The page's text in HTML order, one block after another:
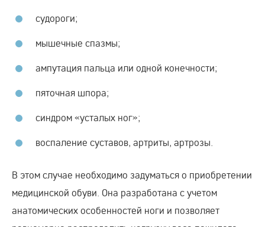
судороги;
мышечные спазмы;
ампутация пальца или одной конечности;
пяточная шпора;
синдром «усталых ног»;
воспаление суставов, артриты, артрозы.
В этом случае необходимо задуматься о приобретении
медицинской обуви. Она разработана с учетом
анатомических особенностей ноги и позволяет